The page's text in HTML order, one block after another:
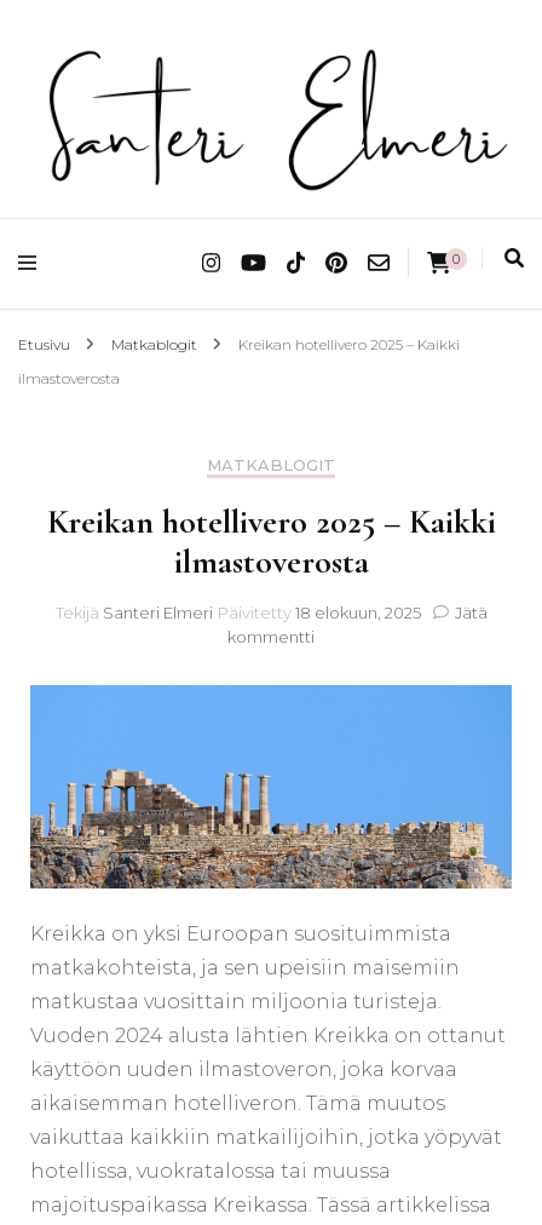
Santeri Elmeri
matkablogi reppureissau
0
Etusivu Matkablogit
Kreikan hotellivero 2025 – Kaikki
ilmastoverosta
MATKABLOGIT
Kreikan hotellivero 2025 – Kaikki
ilmastoverosta
Tekijä Santeri Elmeri Päivitetty18 elokuun, 2025
Jätä
kommentti
hotellivero
Kreikka on yksi Euroopan suosituimmista
matkakohteista, ja sen upeisiin maisemiin
matkustaa vuosittain miljoonia turisteja.
Vuoden 2024 alusta lähtien Kreikka on ottanut
käyttöön uuden ilmastoveron, joka korvaa
aikaisemman hotelliveron. Tämä muutos
vaikuttaa kaikkiin matkailijoihin, jotka yöpyvät
hotellissa, vuokratalossa tai muussa
majoituspaikassa Kreikassa. Tässä artikkelissa